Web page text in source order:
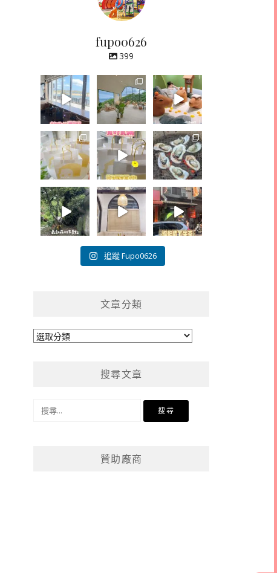
fupo0626
399
追蹤 Fupo0626
文章分類
文
搜尋文章
贊助廠商